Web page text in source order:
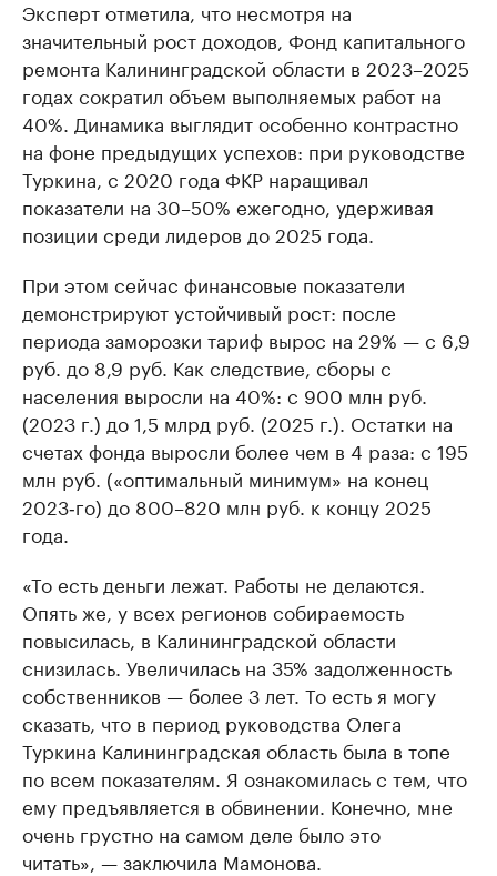
Эксперт отметила, что несмотря на
значительный рост доходов, Фонд капитального
ремонта Калининградской области в 2023–2025
годах сократил объем выполняемых работ на
40%. Динамика выглядит особенно контрастно
на фоне предыдущих успехов: при руководстве
Туркина, с 2020 года ФКР наращивал
показатели на 30–50% ежегодно, удерживая
позиции среди лидеров до 2025 года.
При этом сейчас финансовые показатели
демонстрируют устойчивый рост: после
периода заморозки тариф вырос на 29% — с 6,9
руб. до 8,9 руб. Как следствие, сборы с
населения выросли на 40%: с 900 млн руб.
(2023 г.) до 1,5 млрд руб. (2025 г.). Остатки на
счетах фонда выросли более чем в 4 раза: с 195
млн руб. («оптимальный минимум» на конец
2023‑го) до 800–820 млн руб. к концу 2025
года.
«То есть деньги лежат. Работы не делаются.
Опять же, у всех регионов собираемость
повысилась, в Калининградской области
снизилась. Увеличилась на 35% задолженность
собственников — более 3 лет. То есть я могу
сказать, что в период руководства Олега
Туркина Калининградская область была в топе
по всем показателям. Я ознакомилась с тем, что
ему предъявляется в обвинении. Конечно, мне
очень грустно на самом деле было это
читать», — заключила Мамонова.